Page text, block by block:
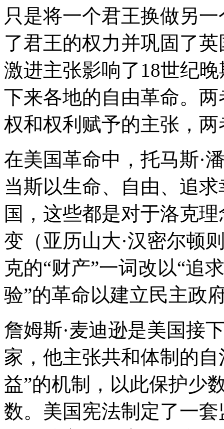
只是将一个君王换做另
了君王的权力并巩固了
激进主张影响了18世纪
下来各地的自由革命。
权和权利赋予的主张，
在美国革命中，托马斯·
当斯以生命、自由、追
国，这些都是对于洛克
变（亚历山大·汉密尔顿
克的“财产”一词改以“追
验”的革命以建立民主政
詹姆斯·麦迪逊是美国接
家，他主张共和体制的
益”的机制，以此保护少
数。美国宪法制定了一